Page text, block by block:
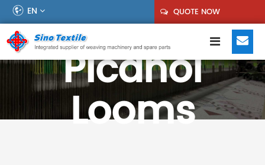
EN QUOTE NOW
Picanol
Looms